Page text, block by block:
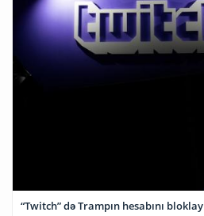
“Twitch” də Trampın hesabını